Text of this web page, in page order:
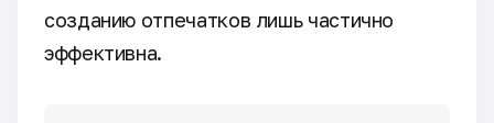
созданию отпечатков лишь частично
эффективна.